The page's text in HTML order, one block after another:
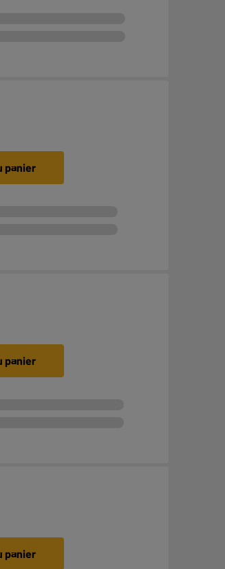
panier
panier
panier